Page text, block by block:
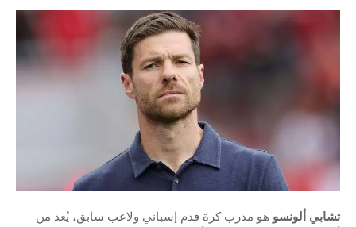
تشابي ألونسو هو مدرب كرة قدم إسباني ولاعب سابق، يُعد من